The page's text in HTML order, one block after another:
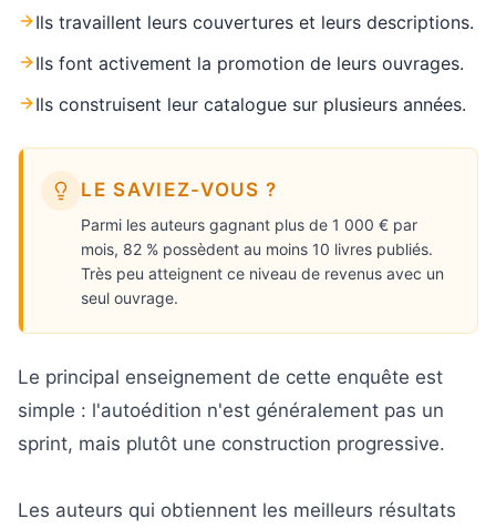
Ils travaillent leurs couvertures et leurs descriptions.
Ils font activement la promotion de leurs ouvrages.
Ils construisent leur catalogue sur plusieurs années.
LE SAVIEZ-VOUS ?
Parmi les auteurs gagnant plus de 1 000 € par
mois, 82 % possèdent au moins 10 livres publiés.
Très peu atteignent ce niveau de revenus avec un
seul ouvrage.
Le principal enseignement de cette enquête est
simple : l'autoédition n'est généralement pas un
sprint, mais plutôt une construction progressive.
Les auteurs qui obtiennent les meilleurs résultats